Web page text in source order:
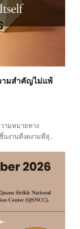
ามสำคัญไม่แพ้
ามหมายทาง
งานที่งดงามที่สุด